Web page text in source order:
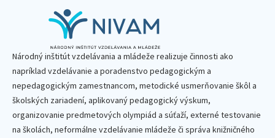
Národný inštitút vzdelávania a mládeže realizuje činnosti ako
napríklad vzdelávanie a poradenstvo pedagogickým a
nepedagogickým zamestnancom, metodické usmerňovanie škôl a
školských zariadení, aplikovaný pedagogický výskum,
organizovanie predmetových olympiád a súťaží, externé testovanie
na školách, neformálne vzdelávanie mládeže či správa knižničného